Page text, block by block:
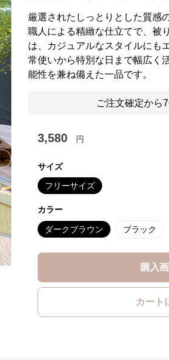
Next slide
厳選されたしっとりとした質感
職人による精緻な仕立てで、被
は、カジュアルなスタイルにも
常使いから特別な日まで幅広く
能性を兼ね備えた一品です。
ご注文確定から
3,580 円
サイズ
フリーサイズ
カラー
ダークブラウン ブラック
購入
カート